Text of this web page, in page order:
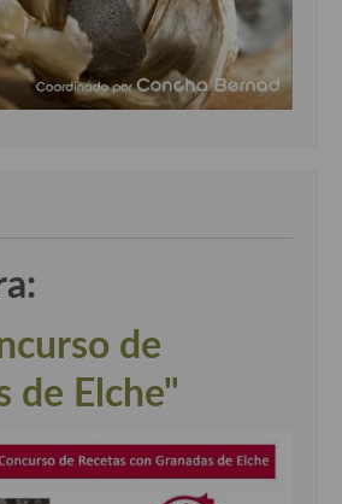
de
de Elche"